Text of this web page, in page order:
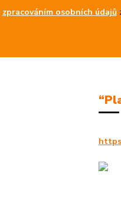
zpracováním osobních údajů